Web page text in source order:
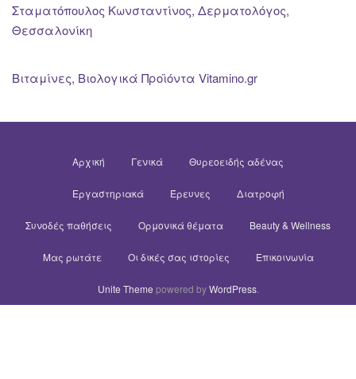
Σταματόπουλος Κωνσταντίνος, Δερματολόγος,
Θεσσαλονίκη
Βιταμίνες, Βιολογικά Προϊόντα Vitamino.gr
Αρχική Γενικά Θυρεοειδής αδένας
Εργαστηριακά Έρευνες Διατροφή
Συνοδές παθήσεις Ορμονικά θέματα Beauty & Wellness
Μας ρωτάτε Οι δικές σας ιστορίες Επικοινωνία
Unite Theme powered byWordPress.